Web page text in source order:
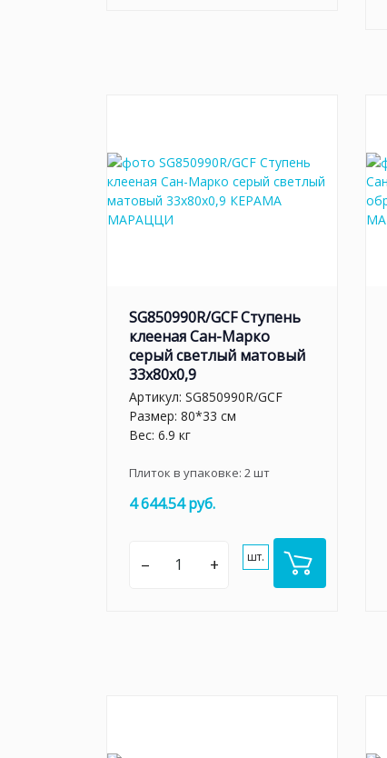
SG850990R/GCF Ступень
клееная Сан-Марко
серый светлый матовый
33x80x0,9
Артикул: SG850990R/GCF
Размер: 80*33 см
Вес: 6.9 кг
Плиток в упаковке: 2шт
4 644.54 руб.
– + шт.